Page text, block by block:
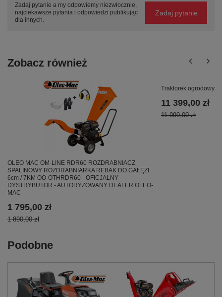
Zadaj pytanie a my odpowiemy niezwłocznie,
najciekawsze pytania i odpowiedzi publikując
dla innych.
Zadaj pytanie
Zobacz również
OLEO MAC OM-LINE RDR60 ROZDRABNIACZ
SPALINOWY ROZDRABNIARKA REBAK DO GAŁĘZI
6cm / 7KM OO-OTHRDR60 - OFICJALNY
DYSTRYBUTOR - AUTORYZOWANY DEALER OLEO-
MAC
1 795,00 zł
1 890,00 zł
Traktorek ogrodowy
11 399,00 zł
11 999,00 zł
Podobne